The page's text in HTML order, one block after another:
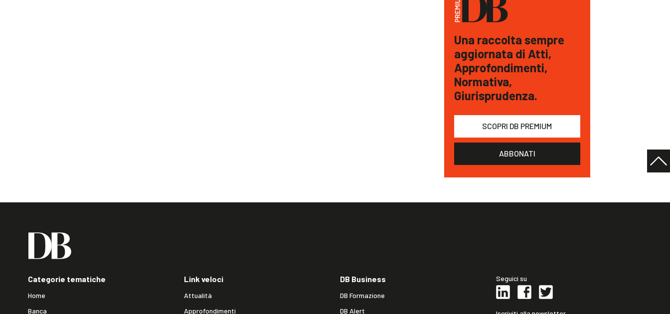
Una raccolta sempre
aggiornata di Atti,
Approfondimenti,
Normativa,
Giurisprudenza.
SCOPRI DB PREMIUM
ABBONATI
Categorie tematiche
Home
Banca
Link veloci
Attualità
Approfondimenti
DB Business
DB Formazione
DB Alert
Seguici su